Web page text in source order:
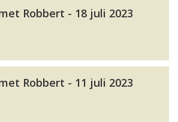
Robbert - 18 juli 2023
Robbert - 11 juli 2023